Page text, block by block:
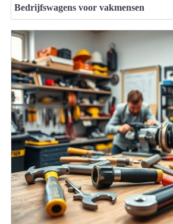
Bedrijfswagens voor vakmensen